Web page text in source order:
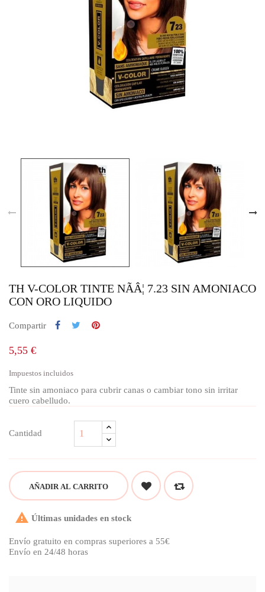
TH V-COLOR TINTE NÃÂ¦ 7.23 SIN AMONIACO
CON ORO LIQUIDO
Compartir
5,55 €
Impuestos incluidos
Tinte sin amoniaco para cubrir canas o cambiar tono sin irritar
cuero cabelludo.
Cantidad
AÑADIR AL CARRITO
 Últimas unidades en stock
Envío gratuito en compras superiores a 55€
Envío en 24/48 horas